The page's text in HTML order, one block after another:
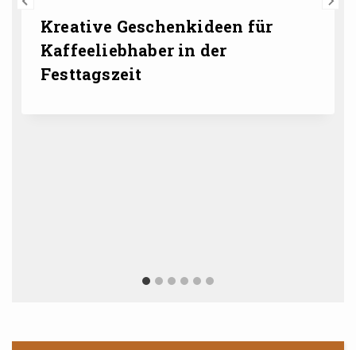
Kreative Geschenkideen für
Kaffeeliebhaber in der
Festtagszeit